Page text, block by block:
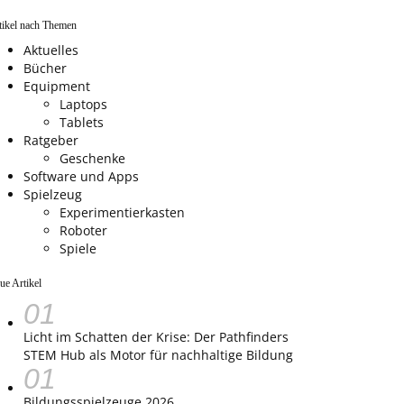
nach Themen
Aktuelles
Bücher
Equipment
Laptops
Tablets
Ratgeber
Geschenke
Software und Apps
Spielzeug
Experimentierkasten
Roboter
Spiele
Artikel
Licht im Schatten der Krise: Der Pathfinders
STEM Hub als Motor für nachhaltige Bildung